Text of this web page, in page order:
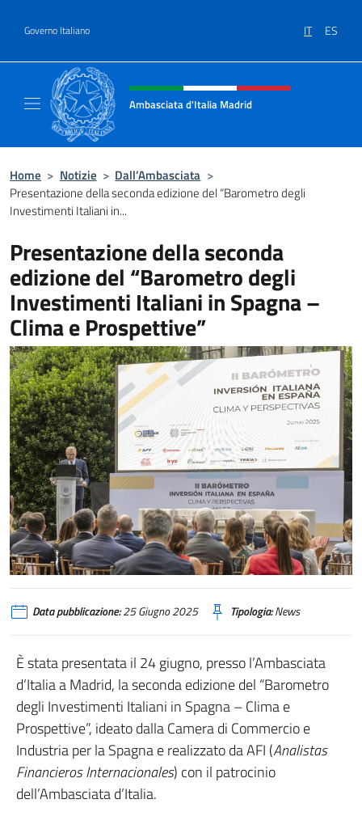
Governo Italiano IT ES
Intestazione sito, social e menù
Ambasciata d'Italia Madrid
Home > Notizie > Dall’Ambasciata >
Presentazione della seconda edizione del “Barometro degli
Investimenti Italiani in...
Presentazione della seconda
edizione del “Barometro degli
Investimenti Italiani in Spagna –
Clima e Prospettive”
Data pubblicazione:25 Giugno 2025 Tipologia:News
È stata presentata il 24 giugno, presso l’Ambasciata
d’Italia a Madrid, la seconda edizione del “Barometro
degli Investimenti Italiani in Spagna – Clima e
Prospettive”, ideato dalla Camera di Commercio e
Industria per la Spagna e realizzato da AFI (Analistas
Financieros Internacionales) con il patrocinio
dell’Ambasciata d’Italia.